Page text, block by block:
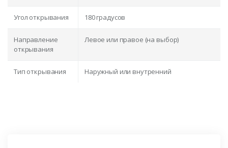
Угол открывания 180 градусов
Направление
открывания
Левое или правое (на выбор)
Тип открывания Наружный или внутренний